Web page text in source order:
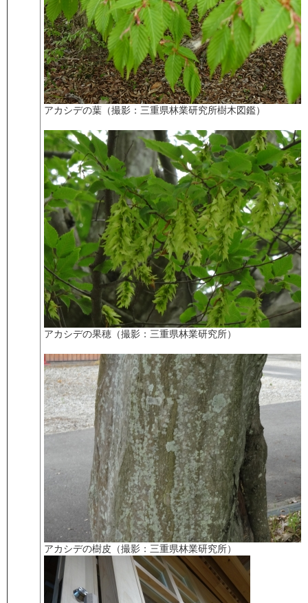
アカシデの葉（撮影：三重県林業研究所樹木図鑑）
アカシデの果穂（撮影：三重県林業研究所）
アカシデの樹皮（撮影：三重県林業研究所）